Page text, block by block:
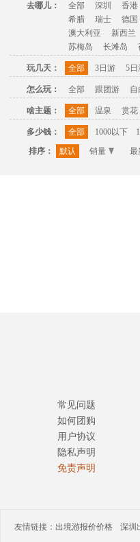
去哪儿： 全部 深圳 香港
希腊
瑞士 德国
澳大利亚
新西兰
苏梅岛
长滩岛
玩几天： 全部 3日游 5日
怎么玩： 全部 跟团游 自
啥主题： 全部 温泉 赏花
多少钱： 全部 1000以下
排序：
默认 销量 最
常见问题
如何团购
用户协议
隐私声明
免责声明
友情链接： 出境游报价价格 深圳